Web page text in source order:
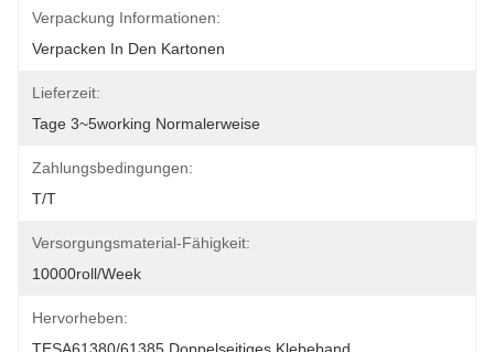
Verpackung Informationen:
Verpacken In Den Kartonen
Lieferzeit:
Tage 3~5working Normalerweise
Zahlungsbedingungen:
T/T
Versorgungsmaterial-Fähigkeit:
10000roll/week
Hervorheben: